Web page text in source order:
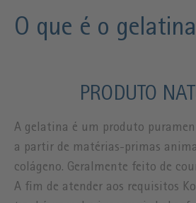
O que é o
PRODUTO
A gelatina é um produto
a partir de matérias-primas
colágeno. Geralmente feito de
A fim de atender aos requisitos